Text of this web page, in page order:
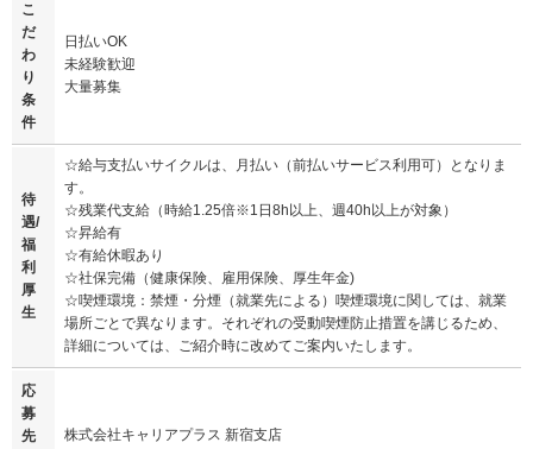
こ
だ
わ
り
条
件
日払いOK
未経験歓迎
大量募集
待
遇/
福
利
厚
生
☆給与支払いサイクルは、月払い（前払いサービス利用可）となりま
す。
☆残業代支給（時給1.25倍※1日8h以上、週40h以上が対象）
☆昇給有
☆有給休暇あり
☆社保完備（健康保険、雇用保険、厚生年金)
☆喫煙環境：禁煙・分煙（就業先による）喫煙環境に関しては、就業
場所ごとで異なります。それぞれの受動喫煙防止措置を講じるため、
詳細については、ご紹介時に改めてご案内いたします。
応
募
先
株式会社キャリアプラス 新宿支店